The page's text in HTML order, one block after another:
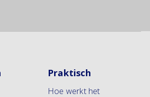
Praktisch
Hoe werkt het